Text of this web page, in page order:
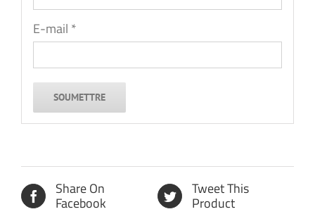
E-mail *
Share On
Facebook
Tweet This
Product